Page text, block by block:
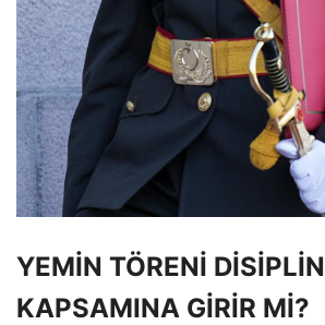
YEMİN TÖRENİ DİSİPLİN
KAPSAMINA GİRİR Mİ?